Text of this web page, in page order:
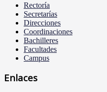
Rectoría
Secretarías
Direcciones
Coordinaciones
Bachilleres
Facultades
Campus
Enlaces